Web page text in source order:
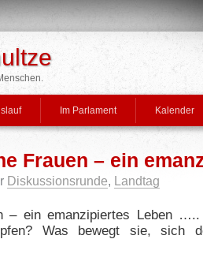
Im Parlament Kalender
Frauen – ein
Diskussionsrunde, Landtag
– ein emanzipiertes Leben
Was bewegt sie, sich